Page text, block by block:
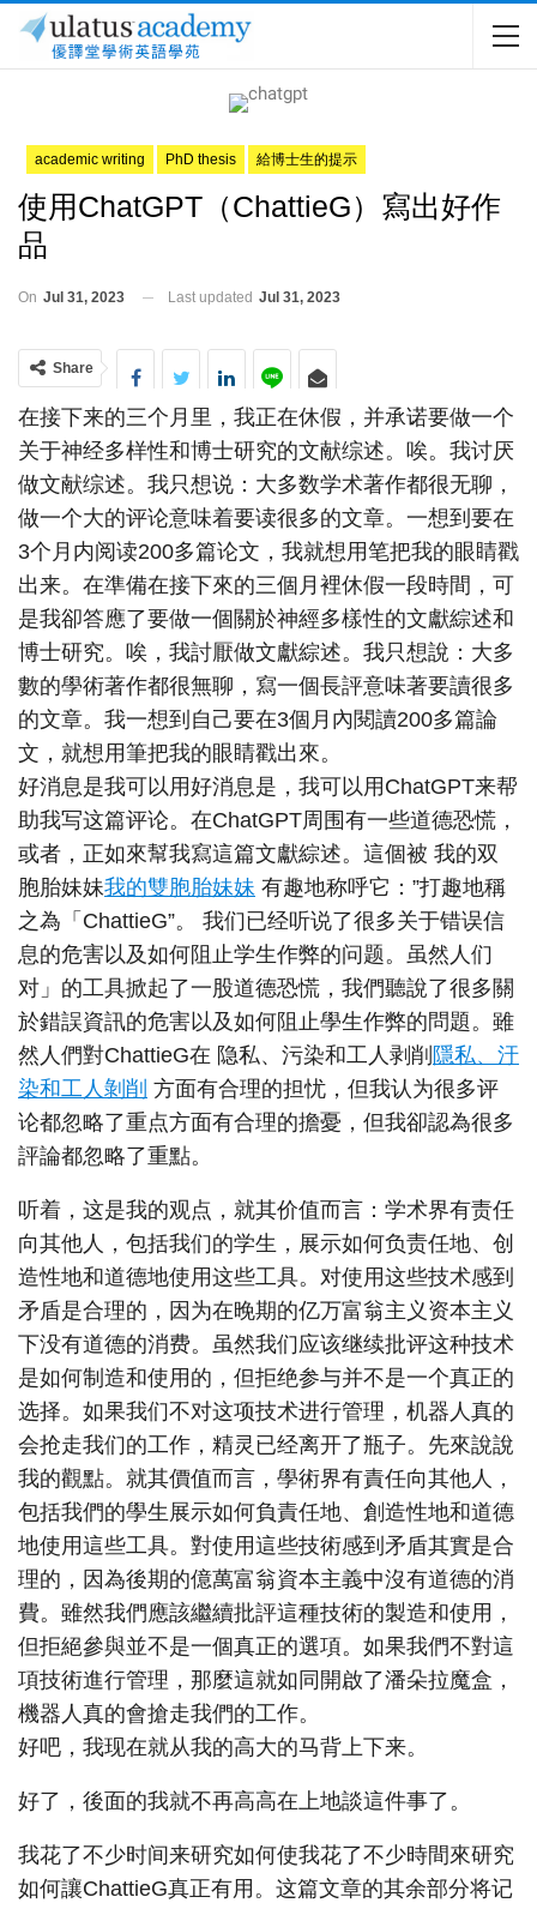
academic writing PhD thesis 給博士生的提示
使用ChatGPT（ChattieG）寫出好作
品
On Jul 31, 2023 Last updated Jul 31, 2023
Share
在接下来的三个月里，我正在休假，并承诺要做一个
关于神经多样性和博士研究的文献综述。唉。我讨厌
做文献综述。我只想说：大多数学术著作都很无聊，
做一个大的评论意味着要读很多的文章。一想到要在
3个月内阅读200多篇论文，我就想用笔把我的眼睛戳
出来。在準備在接下來的三個月裡休假一段時間，可
是我卻答應了要做一個關於神經多樣性的文獻綜述和
博士研究。唉，我討厭做文獻綜述。我只想說：大多
數的學術著作都很無聊，寫一個長評意味著要讀很多
的文章。我一想到自己要在3個月內閱讀200多篇論
文，就想用筆把我的眼睛戳出來。
好消息是我可以用好消息是，我可以用ChatGPT来帮
助我写这篇评论。在ChatGPT周围有一些道德恐慌，
或者，正如來幫我寫這篇文獻綜述。這個被 我的双
胞胎妹妹我的雙胞胎妹妹 有趣地称呼它：”打趣地稱
之為「ChattieG”。 我们已经听说了很多关于错误信
息的危害以及如何阻止学生作弊的问题。虽然人们
对」的工具掀起了一股道德恐慌，我們聽說了很多關
於錯誤資訊的危害以及如何阻止學生作弊的問題。雖
然人們對ChattieG在 隐私、污染和工人剥削 隱私、汙
染和工人剝削 方面有合理的担忧，但我认为很多评
论都忽略了重点方面有合理的擔憂，但我卻認為很多
評論都忽略了重點。
听着，这是我的观点，就其价值而言：学术界有责任
向其他人，包括我们的学生，展示如何负责任地、创
造性地和道德地使用这些工具。对使用这些技术感到
矛盾是合理的，因为在晚期的亿万富翁主义资本主义
下没有道德的消费。虽然我们应该继续批评这种技术
是如何制造和使用的，但拒绝参与并不是一个真正的
选择。如果我们不对这项技术进行管理，机器人真的
会抢走我们的工作，精灵已经离开了瓶子。先來說說
我的觀點。就其價值而言，學術界有責任向其他人，
包括我們的學生展示如何負責任地、創造性地和道德
地使用這些工具。對使用這些技術感到矛盾其實是合
理的，因為後期的億萬富翁資本主義中沒有道德的消
費。雖然我們應該繼續批評這種技術的製造和使用，
但拒絕參與並不是一個真正的選項。如果我們不對這
項技術進行管理，那麼這就如同開啟了潘朵拉魔盒，
機器人真的會搶走我們的工作。
好吧，我现在就从我的高大的马背上下来。
好了，後面的我就不再高高在上地談這件事了。
我花了不少时间来研究如何使我花了不少時間來研究
如何讓ChattieG真正有用。这篇文章的其余部分将记